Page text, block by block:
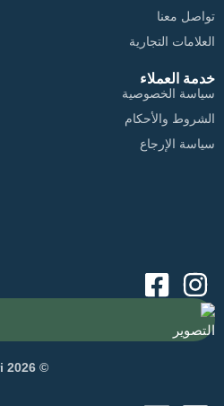
تواصل معنا
العلامات التجارية
خدمة العملاء
سياسة الخصوصية
الشروط والأحكام
سياسة الإرجاع
التصوير
© 2026 Zaghari. جميع الحقوق محفوظة.